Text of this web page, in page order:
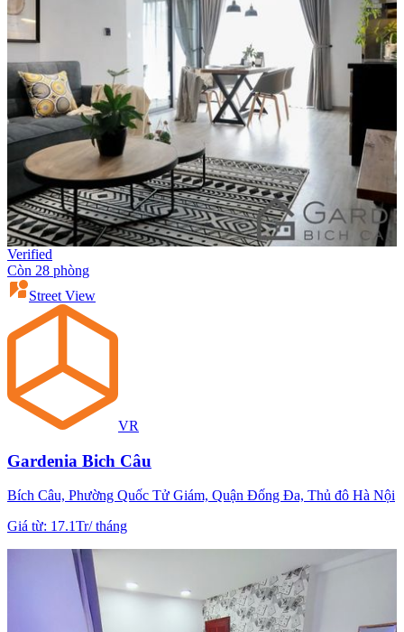
Verified
Còn 28 phòng
Street View
VR
Gardenia Bich Câu
Bích Câu, Phường Quốc Tử Giám, Quận Đống Đa, Thủ đô Hà Nội
Giá từ: 17.1Tr/tháng